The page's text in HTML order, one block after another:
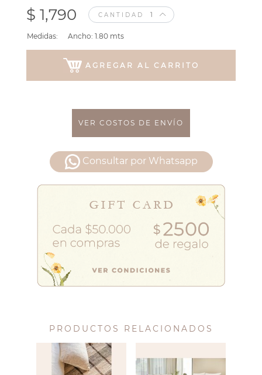
$ 1,790 CANTIDAD
Medidas: Ancho: 1.80 mts
AGREGAR AL CARRITO
VER COSTOS DE ENVÍO
Consultar por Whatsapp
PRODUCTOS RELACIONADOS